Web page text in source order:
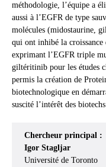
méthodologie, l’équipe a
aussi à l’EGFR de type
molécules (midostaurine,
qui ont inhibé la croissance
exprimant l’EGFR triple
giltéritinib pour les études
permis la création de
biotechnologique en
suscité l’intérêt des
Chercheur principal :
Igor Stagljar
Université de Toronto